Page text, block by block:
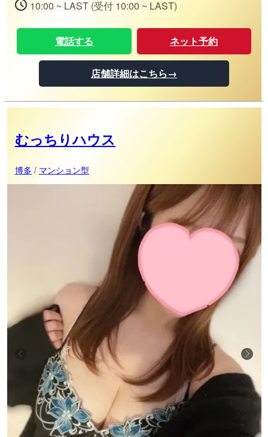
10:00 ~ LAST (受付 10:00 ~ LAST)
電話する ネット予約
店舗詳細はこちら→
むっちりハウス
博多 / マンション型